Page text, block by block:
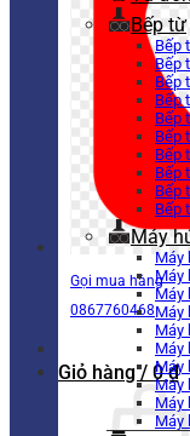
Gọi mua hàng
0867760468
Giỏ hàng / 0₫
Bếp từ
Bếp
Bếp
Bếp
Bếp
Bếp
Bếp
Bếp
Bếp
Bếp
Bếp
Máy
Máy
Máy
Máy
Máy
Máy
Máy
Máy
Máy
Máy
Máy